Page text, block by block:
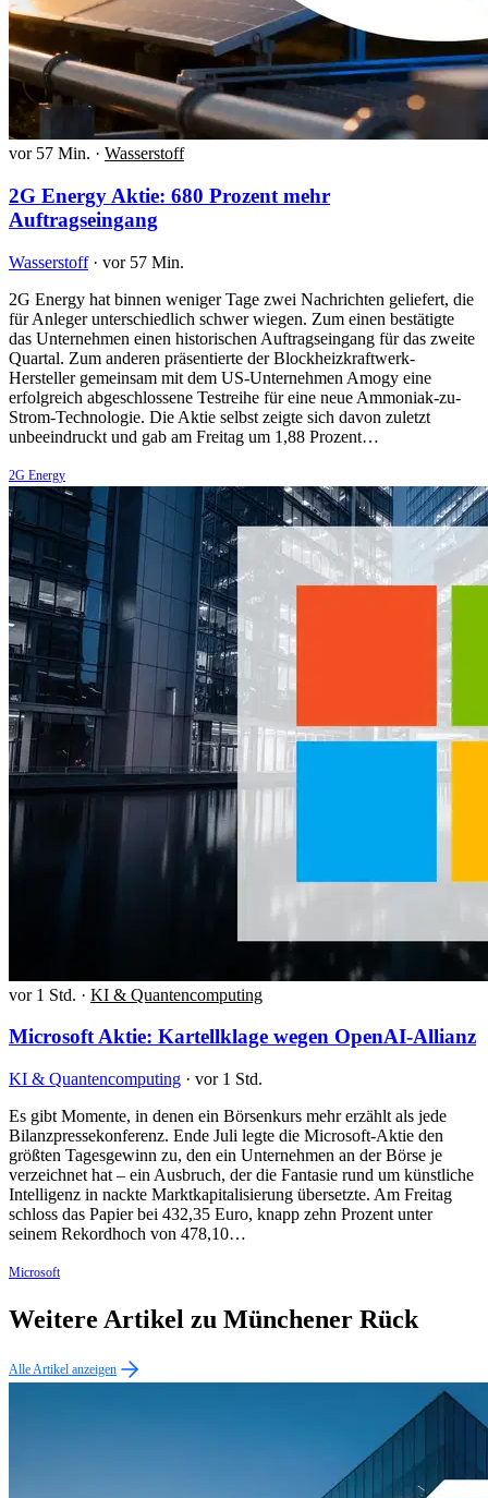
vor 57 Min. · Wasserstoff
2G Energy Aktie: 680 Prozent mehr
Auftragseingang
Wasserstoff · vor 57 Min.
2G Energy hat binnen weniger Tage zwei Nachrichten geliefert, die
für Anleger unterschiedlich schwer wiegen. Zum einen bestätigte
das Unternehmen einen historischen Auftragseingang für das zweite
Quartal. Zum anderen präsentierte der Blockheizkraftwerk-
Hersteller gemeinsam mit dem US-Unternehmen Amogy eine
erfolgreich abgeschlossene Testreihe für eine neue Ammoniak-zu-
Strom-Technologie. Die Aktie selbst zeigte sich davon zuletzt
unbeeindruckt und gab am Freitag um 1,88 Prozent…
2G Energy
vor 1 Std. · KI & Quantencomputing
Microsoft Aktie: Kartellklage wegen OpenAI-Allianz
KI & Quantencomputing · vor 1 Std.
Es gibt Momente, in denen ein Börsenkurs mehr erzählt als jede
Bilanzpressekonferenz. Ende Juli legte die Microsoft-Aktie den
größten Tagesgewinn zu, den ein Unternehmen an der Börse je
verzeichnet hat – ein Ausbruch, der die Fantasie rund um künstliche
Intelligenz in nackte Marktkapitalisierung übersetzte. Am Freitag
schloss das Papier bei 432,35 Euro, knapp zehn Prozent unter
seinem Rekordhoch von 478,10…
Microsoft
Weitere Artikel zu Münchener Rück
Alle Artikel anzeigen